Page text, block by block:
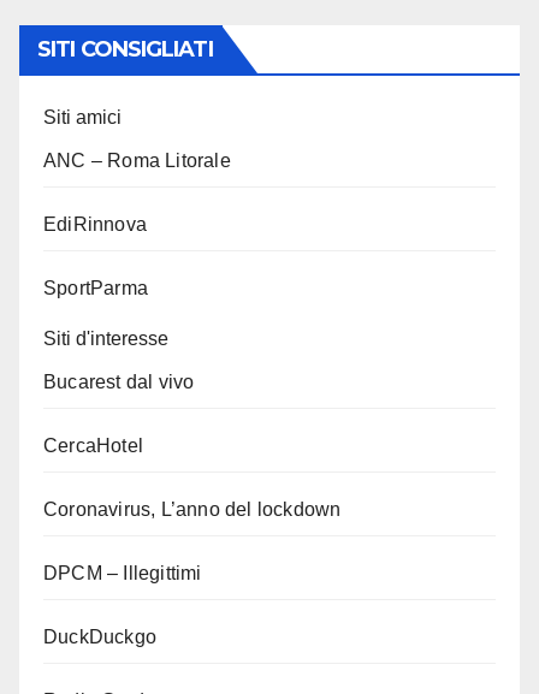
SITI CONSIGLIATI
Siti amici
ANC – Roma Litorale
EdiRinnova
SportParma
Siti d'interesse
Bucarest dal vivo
CercaHotel
Coronavirus, L’anno del lockdown
DPCM – Illegittimi
DuckDuckgo